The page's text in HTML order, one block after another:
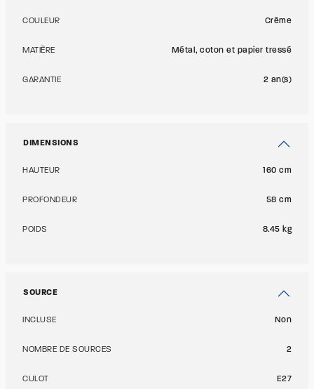
COULEUR Crème
MATIÈRE Métal, coton et papier tressé
GARANTIE 2 an(s)
DIMENSIONS
HAUTEUR 160 cm
PROFONDEUR 58 cm
POIDS 8.45 kg
SOURCE
INCLUSE Non
NOMBRE DE SOURCES 2
CULOT E27